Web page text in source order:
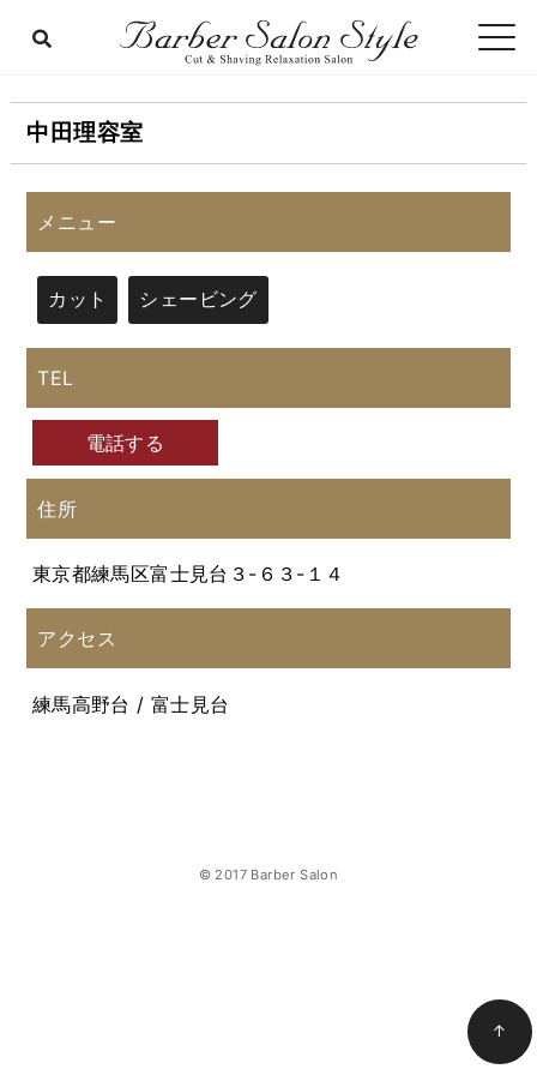
中田理容室
メニュー
カット シェービング
TEL
電話する
住所
東京都練馬区富士見台３-６３-１４
アクセス
練馬高野台 / 富士見台
© 2017 Barber Salon
↑